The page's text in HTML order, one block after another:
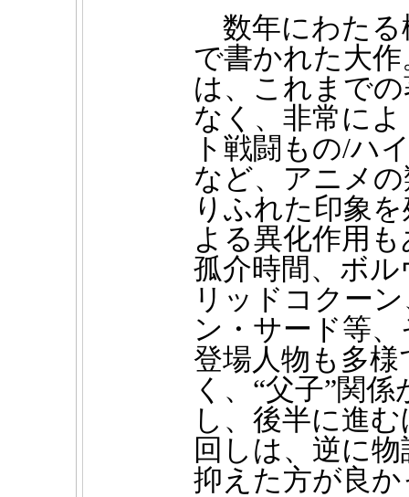
数年にわた
で書かれた大
は、これまで
なく、非常に
ト戦闘もの/ハ
など、アニメ
りふれた印象
よる異化作用
孤介時間、ボ
リッドコクー
ン・サード等
登場人物も多様
く、“父子”関
し、後半に進
回しは、逆に
抑えた方が良